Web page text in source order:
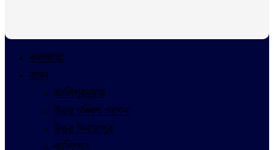
কলকাতা
রাজ্য
আলিপুরদুয়ার
উত্তর চব্বিশ পরগনা
উত্তর দিনাজপুর